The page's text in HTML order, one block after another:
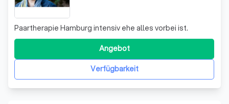
Paartherapie Hamburg intensiv ehe alles vorbei ist.
Verfügbarkeit
Angebot